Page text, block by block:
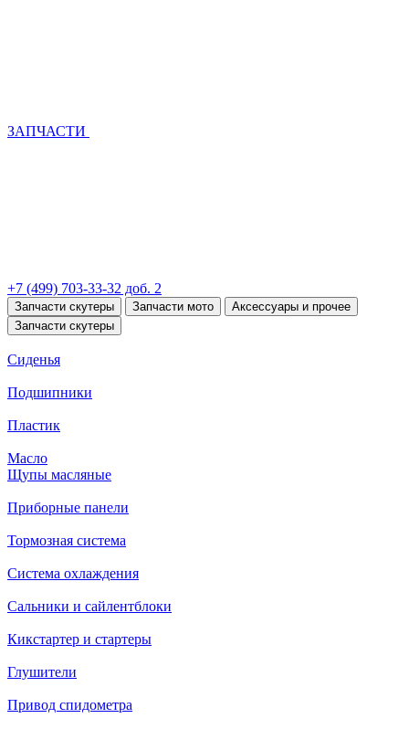
ЗАПЧАСТИ
+7 (499) 703-33-32 доб. 2
Запчасти скутеры Запчасти мото
Аксессуары и прочее
Запчасти скутеры
Сиденья
Подшипники
Пластик
Масло
Щупы масляные
Приборные панели
Тормозная система
Система охлаждения
Сальники и сайлентблоки
Кикстартер и стартеры
Глушители
Привод спидометра